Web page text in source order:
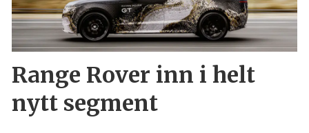
Range Rover inn i helt
nytt segment